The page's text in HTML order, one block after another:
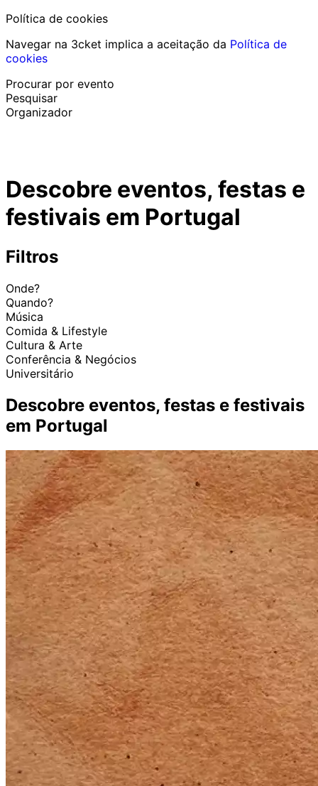
Política de cookies
Navegar na 3cket implica a aceitação da Política de
cookies
Procurar por evento
Pesquisar
Organizador
Ajuda ao participantePerdi o meu bilhete
Login Promover evento
Descobre eventos, festas e
festivais em Portugal
Filtros
Onde?
Quando?
Música
Comida & Lifestyle
Cultura & Arte
Conferência & Negócios
Universitário
Descobre eventos, festas e festivais
em Portugal